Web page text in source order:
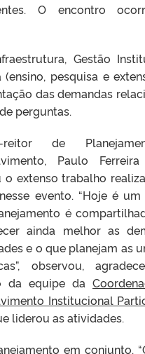
O encontro
Gestão
pesquisa e
das demandas
perguntas.
de
Paulo Ferreira
o extenso trabalho
evento. “Hoje é
é
ainda melhor as
e o que planejam as
observou,
da equipe da
Institucional
liderou as atividades.
em conjunto.